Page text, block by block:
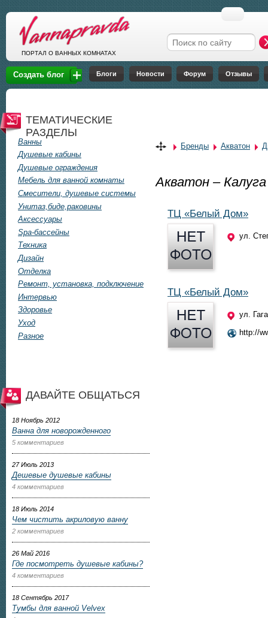
ПОРТАЛ О ВАННЫХ КОМНАТАХ Форма поиска
Создать блог Блоги Новости Форум Отзывы
ТЕМАТИЧЕСКИЕ
РАЗДЕЛЫ
Ванны
Душевые кабины
Душевые ограждения
Мебель для ванной комнаты
Смесители, душевые системы
Унитаз,биде,раковины
Аксессуары
Spa-бассейны
Техника
Дизайн
Отделка
Ремонт, установка, подключение
Интервью
Здоровье
Уход
Разное
ДАВАЙТЕ ОБЩАТЬСЯ
18 Ноябрь 2012
Ванна для новорожденного
5 комментариев
27 Июль 2013
Дешевые душевые кабины
4 комментариев
18 Июль 2014
Чем чистить акриловую ванну
2 комментариев
26 Май 2016
Где посмотреть душевые кабины?
4 комментариев
18 Сентябрь 2017
Тумбы для ванной Velvex
Бренды Акватон
Акватон – Калуга
ТЦ «Белый Дом»
ул.
ТЦ «Белый Дом»
ул.
http://